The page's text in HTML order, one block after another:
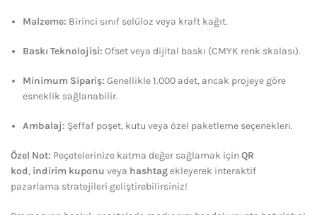
Malzeme: Birinci sınıf selüloz veya kraft kağıt.
Baskı Teknolojisi: Ofset veya dijital baskı (CMYK renk skalası).
Minimum Sipariş: Genellikle 1.000 adet, ancak projeye göre
esneklik sağlanabilir.
Ambalaj: Şeffaf poşet, kutu veya özel paketleme seçenekleri.
Özel Not: Peçetelerinize katma değer sağlamak içinQR
kod, indirim kuponu veya hashtagekleyerek interaktif
pazarlama stratejileri geliştirebilirsiniz!